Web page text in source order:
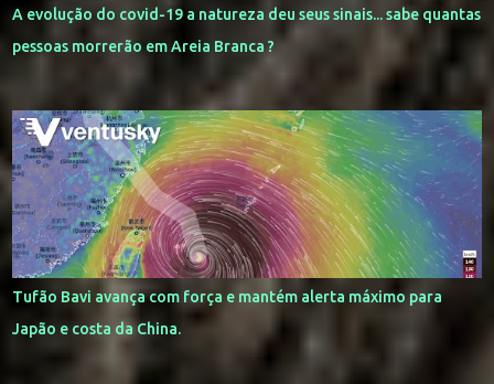
A evolução do covid-19 a natureza deu seus sinais... sabe quantas
pessoas morrerão em Areia Branca ?
Tufão Bavi avança com força e mantém alerta máximo para
Japão e costa da China.